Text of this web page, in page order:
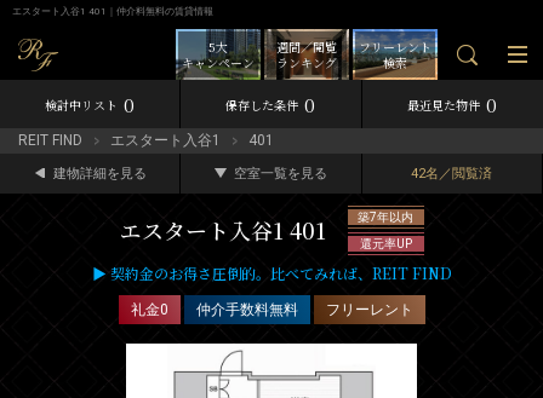
エスタート入谷1 401｜仲介料無料の賃貸情報
フリーレント
検索
週間／閲覧
ランキング
5大
キャンペーン
検討中リスト 0 保存した条件 0 最近見た物件 0
REIT FIND エスタート入谷1 401
建物詳細を見る 空室一覧を見る 42名／閲覧済
エスタート入谷1 401
築7年以内
還元率UP
▶ 契約金のお得さ圧倒的。比べてみれば、REIT FIND
礼金0 仲介手数料無料 フリーレント